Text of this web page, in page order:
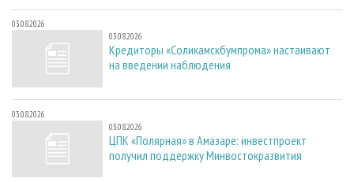
03.08.2026
03.08.2026
Кредиторы «Соликамскбумпрома» настаивают
на введении наблюдения
03.08.2026
03.08.2026
ЦПК «Полярная» в Амазаре: инвестпроект
получил поддержку Минвостокразвития